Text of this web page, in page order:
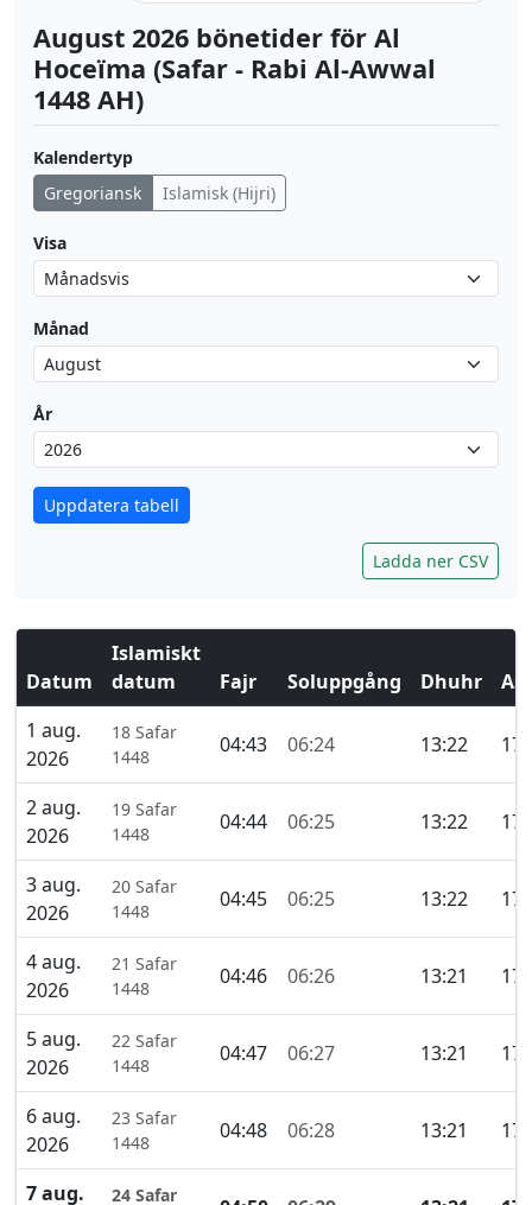
August 2026 bönetider för Al
Hoceïma (Safar - Rabi Al-Awwal
1448 AH)
Kalendertyp
Gregoriansk
Islamisk (Hijri)
Visa
Månad
År
Uppdatera tabell
Ladda ner CSV
Datum
Islamiskt
datum
Fajr Soluppgång Dhuhr
Asr
1 aug.
2026
18 Safar
1448
04:43 06:24 13:22
2 aug.
2026
19 Safar
1448
04:44 06:25 13:22
3 aug.
2026
20 Safar
1448
04:45 06:25 13:22
4 aug.
2026
21 Safar
1448
04:46 06:26 13:21
5 aug.
2026
22 Safar
1448
04:47 06:27 13:21
6 aug.
2026
23 Safar
1448
04:48 06:28 13:21
7 aug. 24 Safar